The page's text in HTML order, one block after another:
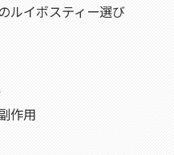
ルイボスティー選び
作用